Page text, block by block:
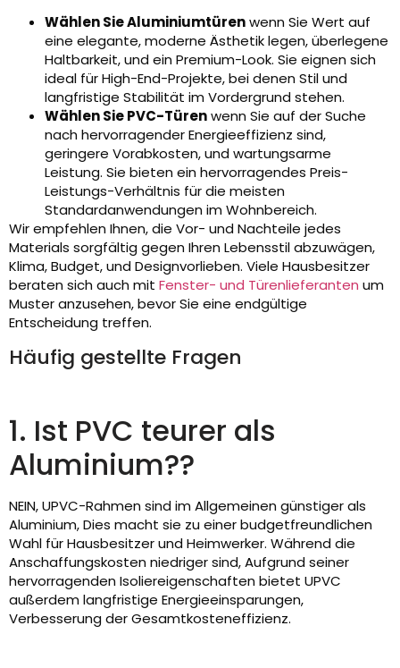
Wählen Sie Aluminiumtürenwenn Sie Wert auf
eine elegante, moderne Ästhetik legen, überlegene
Haltbarkeit, und ein Premium-Look. Sie eignen sich
ideal für High-End-Projekte, bei denen Stil und
langfristige Stabilität im Vordergrund stehen.
Wählen Sie PVC-Türenwenn Sie auf der Suche
nach hervorragender Energieeffizienz sind,
geringere Vorabkosten, und wartungsarme
Leistung. Sie bieten ein hervorragendes Preis-
Leistungs-Verhältnis für die meisten
Standardanwendungen im Wohnbereich.
Wir empfehlen Ihnen, die Vor- und Nachteile jedes
Materials sorgfältig gegen Ihren Lebensstil abzuwägen,
Klima, Budget, und Designvorlieben. Viele Hausbesitzer
beraten sich auch mit Fenster- und Türenlieferanten um
Muster anzusehen, bevor Sie eine endgültige
Entscheidung treffen.
Häufig gestellte Fragen
1. Ist PVC teurer als
Aluminium??
NEIN, UPVC-Rahmen sind im Allgemeinen günstiger als
Aluminium, Dies macht sie zu einer budgetfreundlichen
Wahl für Hausbesitzer und Heimwerker. Während die
Anschaffungskosten niedriger sind, Aufgrund seiner
hervorragenden Isoliereigenschaften bietet UPVC
außerdem langfristige Energieeinsparungen,
Verbesserung der Gesamtkosteneffizienz.